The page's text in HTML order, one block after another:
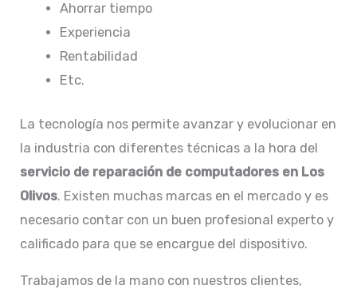
Ahorrar tiempo
Experiencia
Rentabilidad
Etc.
La tecnología nos permite avanzar y evolucionar en
la industria con diferentes técnicas a la hora del
servicio de reparación de computadores en Los
Olivos. Existen muchas marcas en el mercado y es
necesario contar con un buen profesional experto y
calificado para que se encargue del dispositivo.
Trabajamos de la mano con nuestros clientes,